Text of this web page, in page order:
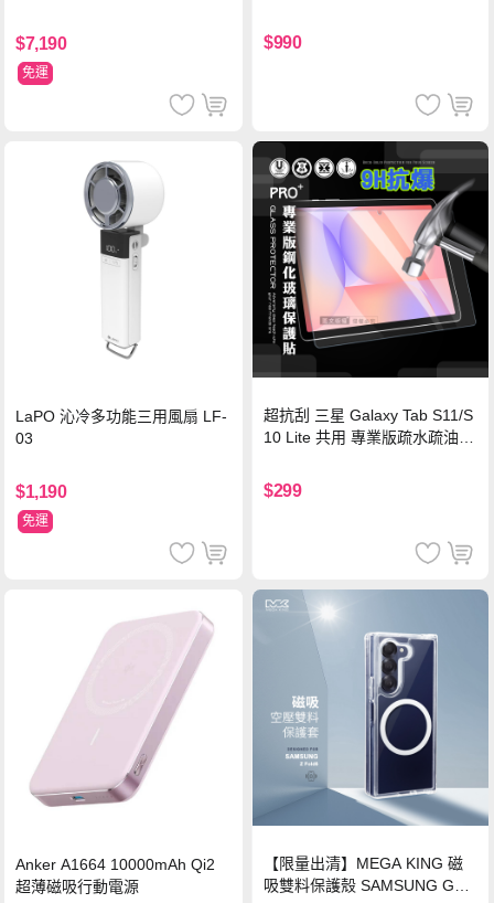
$7,190
免運
灣BSMI/中國CCC/歐美CE/FCC
認證
$990
LaPO 沁冷多功能三用風扇 LF-
03
$1,190
免運
超抗刮 三星 Galaxy Tab S11/S
10 Lite 共用 專業版疏水疏油9
$299
Anker A1664 10000mAh Qi2
超薄磁吸行動電源
【限量出清】MEGA KING 磁
吸雙料保護殼 SAMSUNG Gala